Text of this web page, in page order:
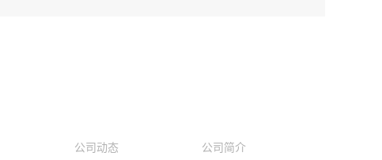
公司动态 公司简介